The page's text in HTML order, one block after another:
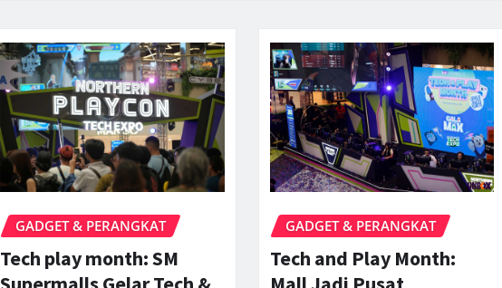
GADGET & PERANGKAT
Tech play month: SM
GADGET & PERANGKAT
Tech and Play Month: